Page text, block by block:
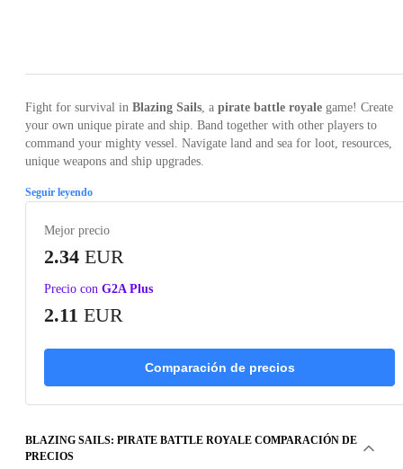
Fight for survival in Blazing Sails , a pirate battle royale game! Create
your own unique pirate and ship. Band together with other players to
command your mighty vessel. Navigate land and sea for loot, resources,
unique weapons and ship upgrades.
Seguir leyendo
Mejor precio
2.34 EUR
Precio con G2A Plus
2.11 EUR
Comparación de precios
BLAZING SAILS: PIRATE BATTLE ROYALE COMPARACIÓN DE
PRECIOS